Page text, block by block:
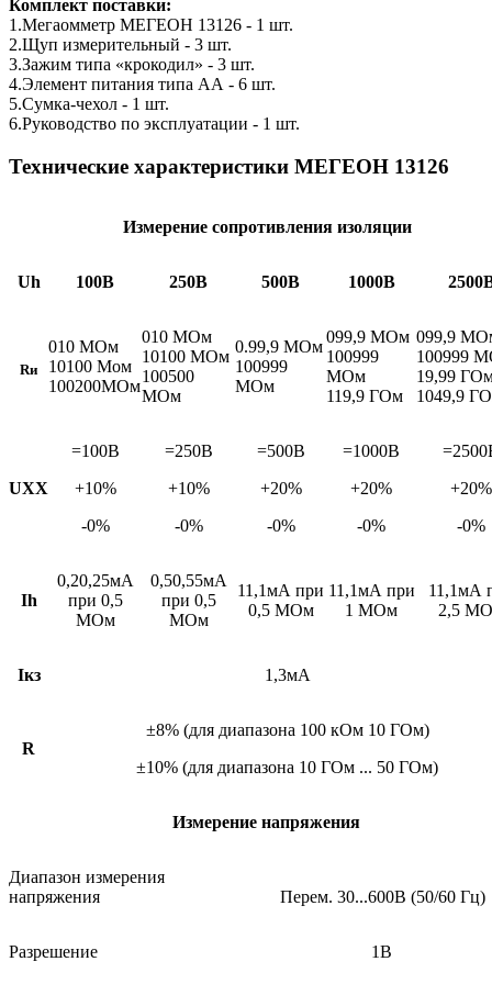
Комплект поставки:
1.Мегаомметр МЕГЕОН 13126 - 1 шт.
2.Щуп измерительный - 3 шт.
3.Зажим типа «крокодил» - 3 шт.
4.Элемент питания типа АА - 6 шт.
5.Сумка-чехол - 1 шт.
6.Руководство по эксплуатации - 1 шт.
Технические характеристики МЕГЕОН 13126
Измерение сопротивления изоляции
Uh 100В 250В 500В 1000В
Rи
010 МОм
10100 Мом
100200МОм
010 МОм
10100 МОм
100500
МОм
0.99,9 МОм
100999
МОм
099,9 МОм
100999
МОм
119,9 ГОм
099,9
100999
19,99
1049,9
UХХ
=100В
+10%
-0%
=250В
+10%
-0%
=500В
+20%
-0%
=1000В
+20%
-0%
+20%
-0%
Ih
0,20,25мА
при 0,5
МОм
0,50,55мА
при 0,5
МОм
11,1мА при
0,5 МОм
11,1мА при
1 МОм
11,1мА
2,5
Iкз 1,3мА
R
±8% (для диапазона 100 кОм 10 ГОм)
±10% (для диапазона 10 ГОм ... 50 ГОм)
Измерение напряжения
Диапазон измерения
напряжения
Перем. 30...600В (50/60 Гц)
Разрешение 1В